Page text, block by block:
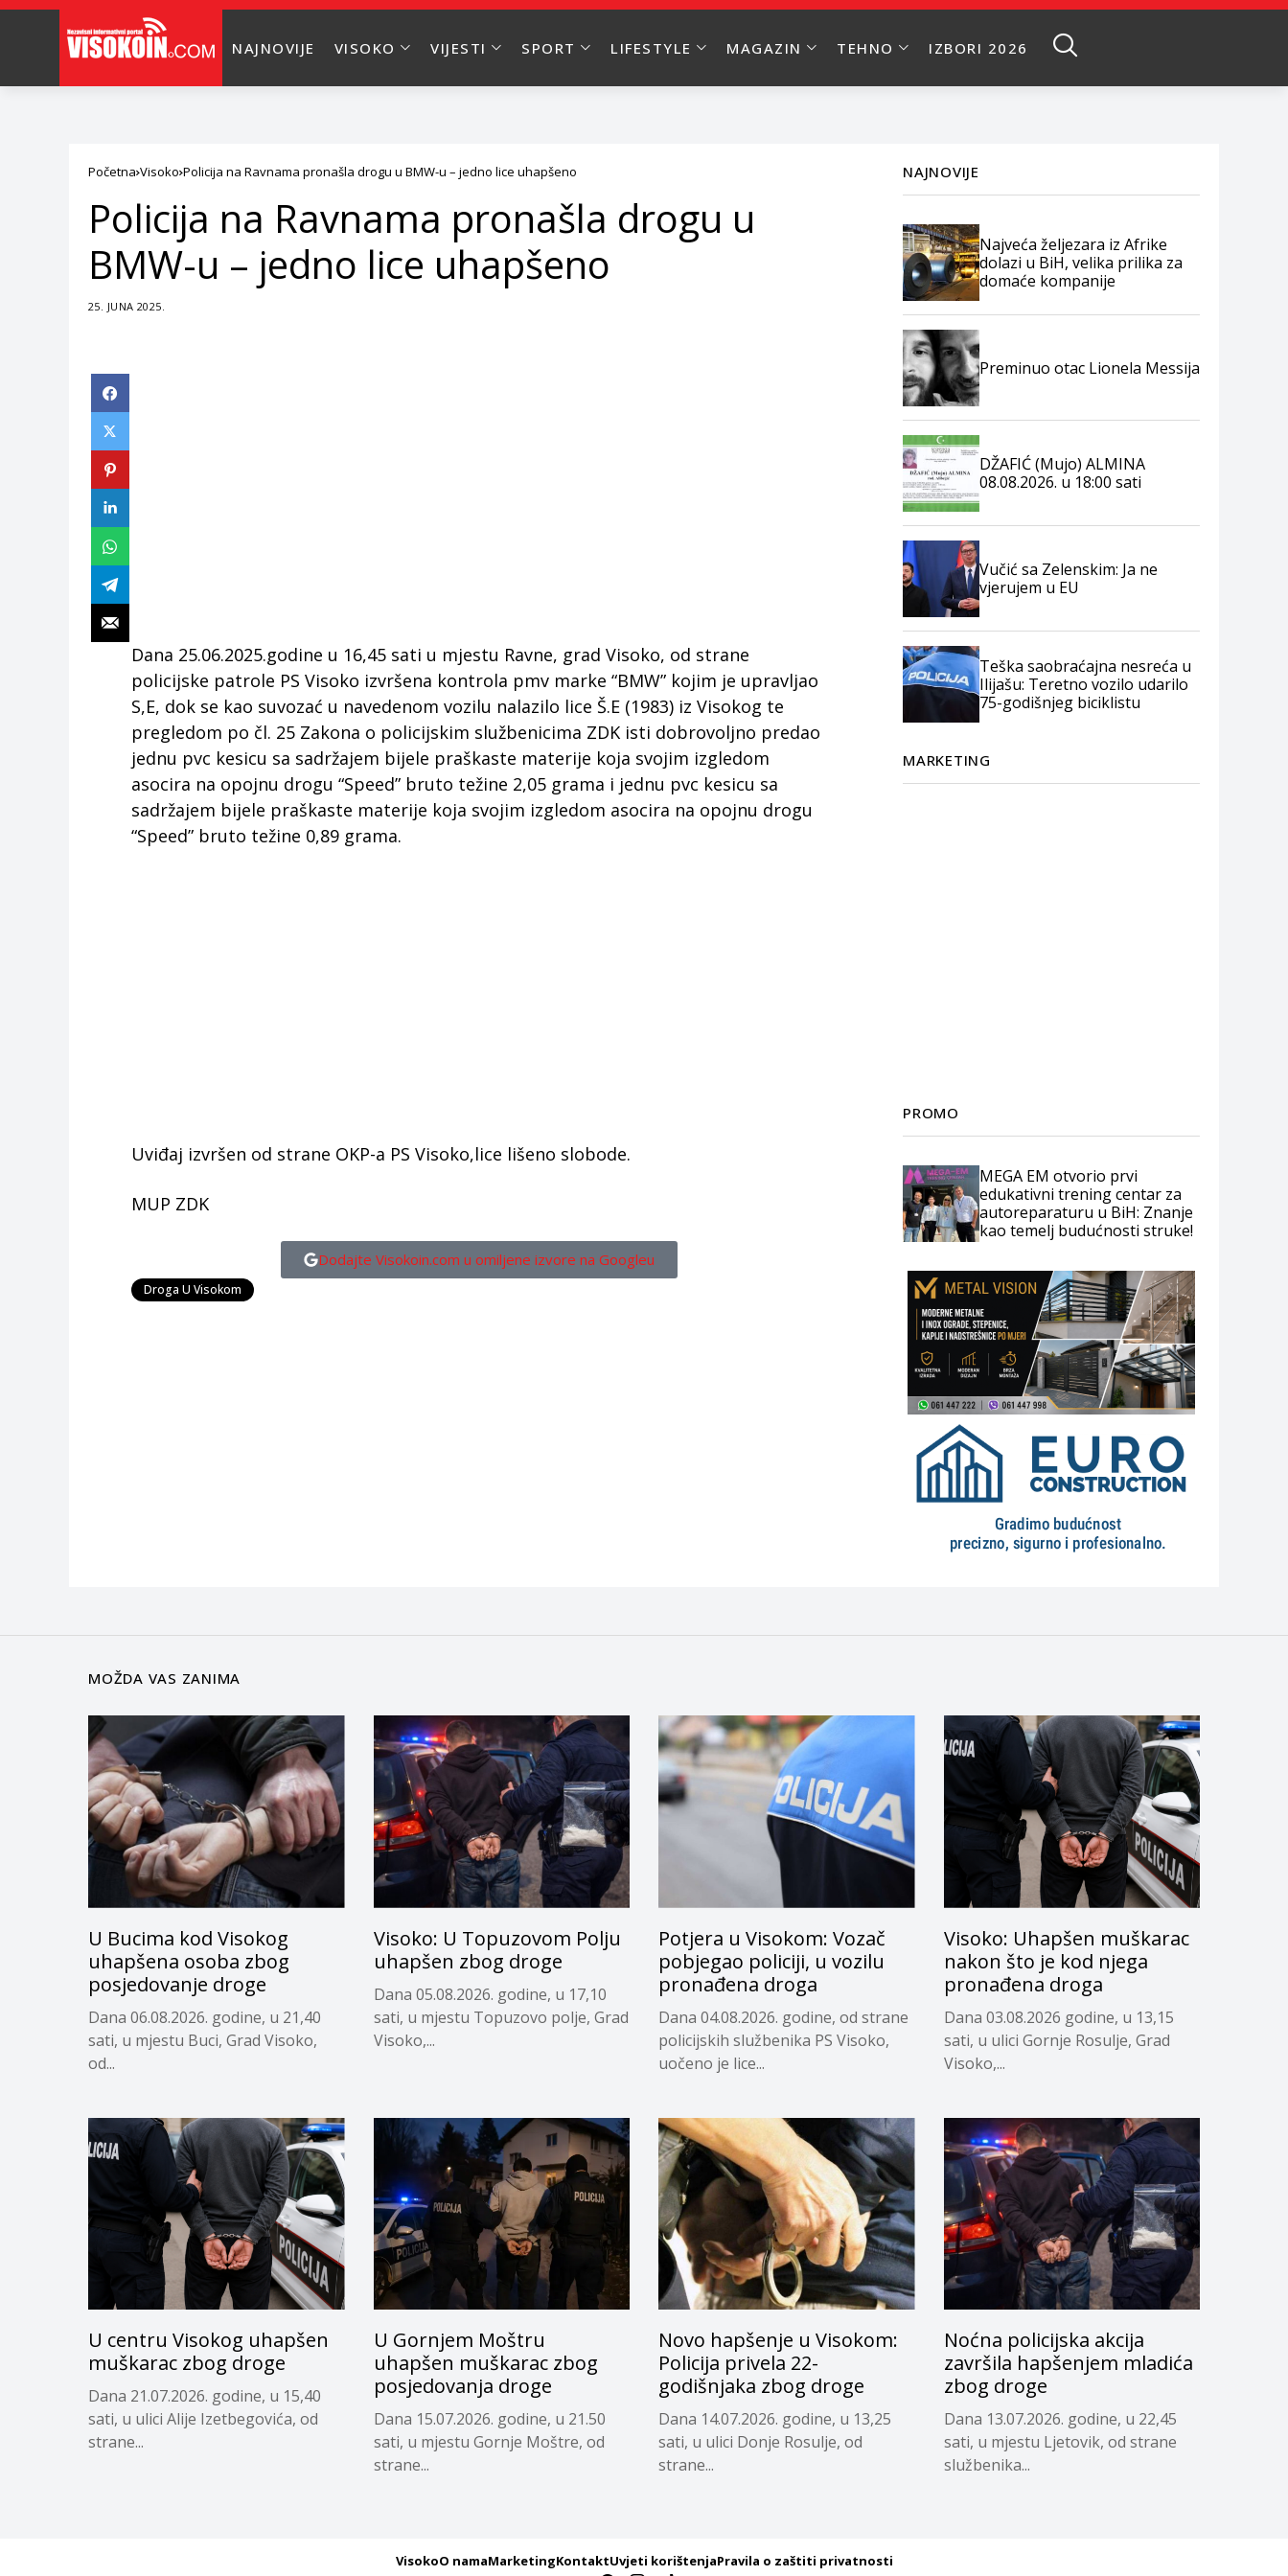
NAJNOVIJE VISOKO VIJESTI SPORT LIFESTYLE MAGAZIN TEHNO IZBORI 2026
Početna Visoko Policija na Ravnama pronašla drogu u BMW-u – jedno lice uhapšeno
Policija na Ravnama pronašla drogu u
BMW-u – jedno lice uhapšeno
25. JUNA 2025.
Dana 25.06.2025.godine u 16,45 sati u mjestu Ravne, grad Visoko, od strane
policijske patrole PS Visoko izvršena kontrola pmv marke “BMW” kojim je upravljao
S,E, dok se kao suvozać u navedenom vozilu nalazilo lice Š.E (1983) iz Visokog te
pregledom po čl. 25 Zakona o policijskim službenicima ZDK isti dobrovoljno predao
jednu pvc kesicu sa sadržajem bijele praškaste materije koja svojim izgledom
asocira na opojnu drogu “Speed” bruto težine 2,05 grama i jednu pvc kesicu sa
sadržajem bijele praškaste materije koja svojim izgledom asocira na opojnu drogu
“Speed” bruto težine 0,89 grama.
Uviđaj izvršen od strane OKP-a PS Visoko,lice lišeno slobode.
MUP ZDK
Dodajte Visokoin.com u omiljene izvore na Googleu
Droga U Visokom
NAJNOVIJE
Najveća željezara iz Afrike
dolazi u BiH, velika prilika za
domaće kompanije
Preminuo otac Lionela Messija
DŽAFIĆ (Mujo) ALMINA
08.08.2026. u 18:00 sati
Vučić sa Zelenskim: Ja ne
vjerujem u EU
Teška saobraćajna nesreća u
Ilijašu: Teretno vozilo udarilo
75-godišnjeg biciklistu
MARKETING
PROMO
MEGA EM otvorio prvi
edukativni trening centar za
autoreparaturu u BiH: Znanje
kao temelj budućnosti struke!
MOŽDA VAS ZANIMA
U Bucima kod Visokog
uhapšena osoba zbog
posjedovanje droge
Dana 06.08.2026. godine, u 21,40
sati, u mjestu Buci, Grad Visoko,
od...
Visoko: U Topuzovom Polju
uhapšen zbog droge
Dana 05.08.2026. godine, u 17,10
sati, u mjestu Topuzovo polje, Grad
Visoko,...
Potjera u Visokom: Vozač
pobjegao policiji, u vozilu
pronađena droga
Dana 04.08.2026. godine, od strane
policijskih službenika PS Visoko,
uočeno je lice...
Visoko: Uhapšen muškarac
nakon što je kod njega
pronađena droga
Dana 03.08.2026 godine, u 13,15
sati, u ulici Gornje Rosulje, Grad
Visoko,...
U centru Visokog uhapšen
muškarac zbog droge
Dana 21.07.2026. godine, u 15,40
sati, u ulici Alije Izetbegovića, od
strane...
U Gornjem Moštru
uhapšen muškarac zbog
posjedovanja droge
Dana 15.07.2026. godine, u 21.50
sati, u mjestu Gornje Moštre, od
strane...
Novo hapšenje u Visokom:
Policija privela 22-
godišnjaka zbog droge
Dana 14.07.2026. godine, u 13,25
sati, u ulici Donje Rosulje, od
strane...
Noćna policijska akcija
završila hapšenjem mladića
zbog droge
Dana 13.07.2026. godine, u 22,45
sati, u mjestu Ljetovik, od strane
službenika...
VisokoO namaMarketingKontaktUvjeti korištenjaPravila o zaštiti privatnosti